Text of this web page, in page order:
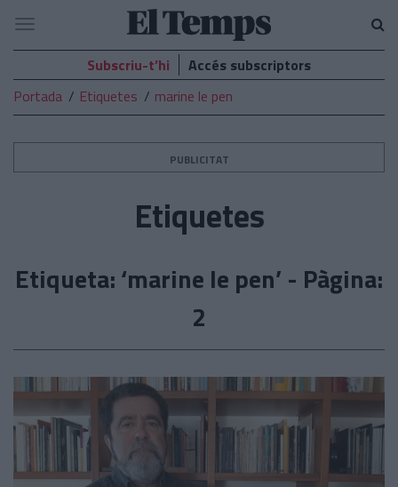
El
Temps
Navegació
Subscriu-t’hi
Accés subscriptors
Portada
Etiquetes marine le pen
PUBLICITAT
Etiquetes
Etiqueta: ‘marine le pen’ - Pàgina:
2